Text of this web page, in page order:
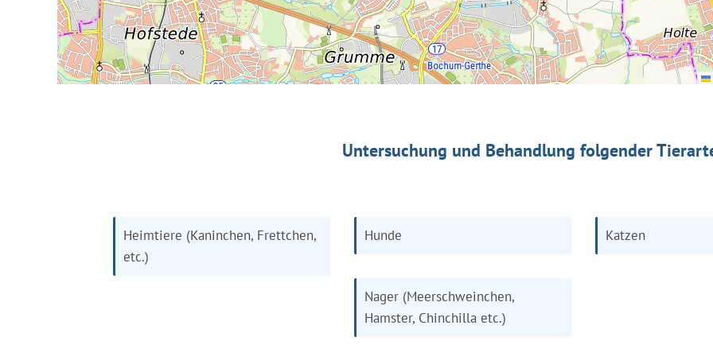
Untersuchung und Behandlung folgender
Heimtiere (Kaninchen, Frettchen,
etc.)
Hunde Katzen
Nager (Meerschweinchen,
Hamster, Chinchilla etc.)